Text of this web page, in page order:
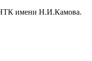
имени Н.И.Камова.